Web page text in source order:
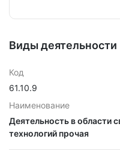
Виды деятельности
Код
61.10.9
Наименование
Деятельность в области
технологий прочая